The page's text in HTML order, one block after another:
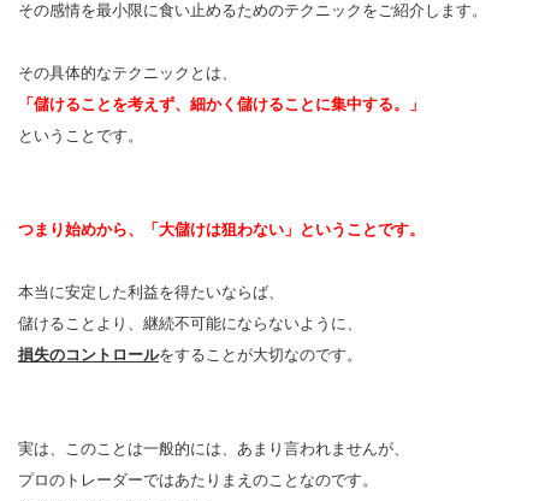
その感情を最小限に食い止めるためのテクニックをご紹介します。
その具体的なテクニックとは、
「儲けることを考えず、細かく儲けることに集中する。」
ということです。
つまり始めから、「大儲けは狙わない」ということです。
本当に安定した利益を得たいならば、
儲けることより、継続不可能にならないように、
損失のコントロールをすることが大切なのです。
実は、このことは一般的には、あまり言われませんが、
プロのトレーダーではあたりまえのことなのです。